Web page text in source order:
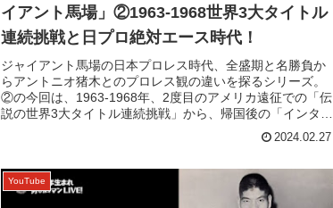
イアント馬場」②1963-1968世界3大タイトル
連続挑戦と日プロ絶対エース時代！
ジャイアント馬場の日本プロレス時代、全盛期と名勝負か
らアントニオ猪木とのプロレス観の違いを探るシリーズ。
②の今回は、1963-1968年、2度目のアメリカ遠征での「伝
説の世界3大タイトル連続挑戦」から、帰国後の「インター
2024.02.27
YouTube